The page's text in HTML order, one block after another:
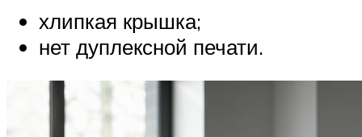
хлипкая крышка;
нет дуплексной печати.